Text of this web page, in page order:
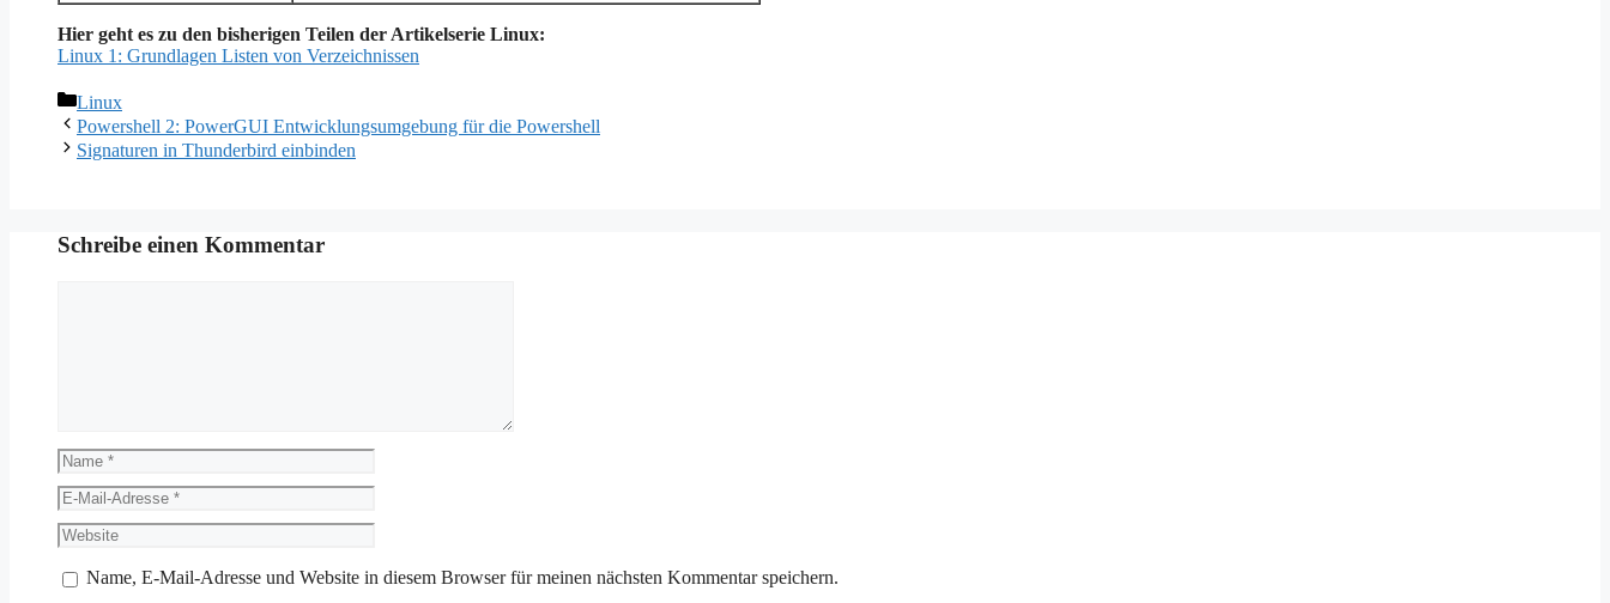
Hier geht es zu den bisherigen Teilen der Artikelserie Linux:
Linux 1: Grundlagen Listen von Verzeichnissen
Kategorien
Linux
Powershell 2: PowerGUI Entwicklungsumgebung für die Powershell
Signaturen in Thunderbird einbinden
Schreibe einen Kommentar
Name
E-
Mail-
Adresse
Website
Name, E-Mail-Adresse und Website in diesem Browser für meinen nächsten Kommentar speichern.